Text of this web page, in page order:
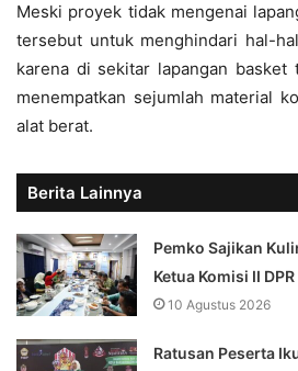
Meski proyek tidak mengenai
tersebut untuk menghindari hal-
karena di sekitar lapangan basket
menempatkan sejumlah material
alat berat.
Berita Lainnya
Pemko Sajikan
Ketua Komisi II DPR
10 Agustus 2026
Ratusan Peserta